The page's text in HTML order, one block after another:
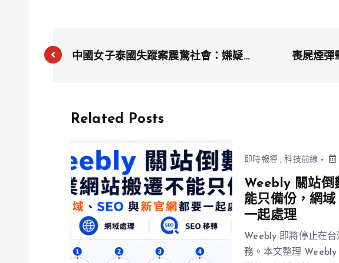
中國女子泰國失蹤案震驚社會：嫌疑人
喪屍煙彈
Related Posts
即時報導,科技前線
Weebly 關站倒
能只備份，網
一起處理
Weebly 即將停止在
務。本文整理